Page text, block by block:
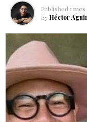
Published 1
By Héctor